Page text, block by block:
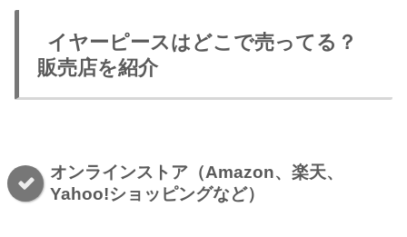
イヤーピースはどこで売ってる？
販売店を紹介
オンラインストア（Amazon、楽天、
Yahoo!ショッピングなど）